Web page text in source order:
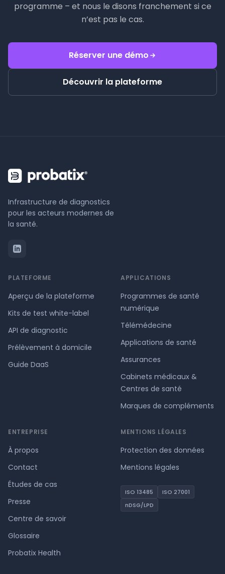
programme – et nous le disons franchement si ce
n’est pas le cas.
Réserver une démo
Découvrir la plateforme
Infrastructure de diagnostics
pour les acteurs modernes de
la santé.
PLATEFORME
Aperçu de la plateforme
Kits de test white-label
API de diagnostic
Prélèvement à domicile
Guide DaaS
APPLICATIONS
Programmes de santé
numérique
Télémédecine
Applications de santé
Assurances
Cabinets médicaux &
Centres de santé
Marques de compléments
ENTREPRISE
À propos
Contact
Études de cas
Presse
Centre de savoir
Glossaire
Probatix Health
MENTIONS LÉGALES
Protection des données
Mentions légales
ISO 13485
ISO 27001
nDSG/LPD